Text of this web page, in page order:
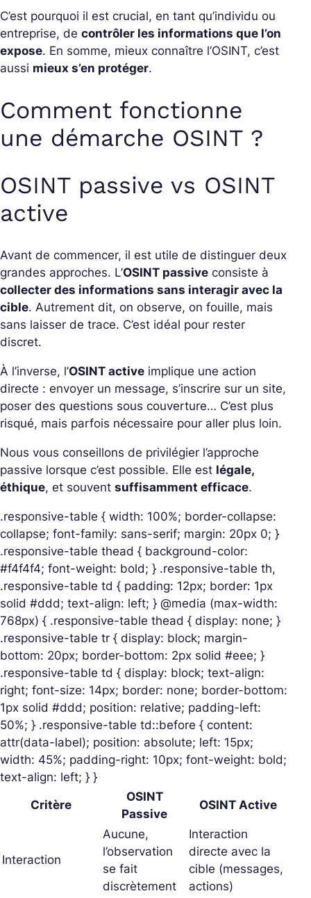
C’est pourquoi il est crucial, en tant qu’individu ou
entreprise, de contrôler les informations que l’on
expose. En somme, mieux connaître l’OSINT, c’est
aussi mieux s’en protéger.
Comment fonctionne
une démarche OSINT ?
OSINT passive vs OSINT
active
Avant de commencer, il est utile de distinguer deux
grandes approches. L’OSINT passive consiste à
collecter des informations sans interagir avec la
cible. Autrement dit, on observe, on fouille, mais
sans laisser de trace. C’est idéal pour rester
discret.
À l’inverse, l’OSINT active implique une action
directe : envoyer un message, s’inscrire sur un site,
poser des questions sous couverture… C’est plus
risqué, mais parfois nécessaire pour aller plus loin.
Nous vous conseillons de privilégier l’approche
passive lorsque c’est possible. Elle est légale,
éthique, et souvent suffisamment efficace.
.responsive-table { width: 100%; border-collapse:
collapse; font-family: sans-serif; margin: 20px 0; }
.responsive-table thead { background-color:
#f4f4f4; font-weight: bold; } .responsive-table th,
.responsive-table td { padding: 12px; border: 1px
solid #ddd; text-align: left; } @media (max-width:
768px) { .responsive-table thead { display: none; }
.responsive-table tr { display: block; margin-
bottom: 20px; border-bottom: 2px solid #eee; }
.responsive-table td { display: block; text-align:
right; font-size: 14px; border: none; border-bottom:
1px solid #ddd; position: relative; padding-left:
50%; } .responsive-table td::before { content:
attr(data-label); position: absolute; left: 15px;
width: 45%; padding-right: 10px; font-weight: bold;
text-align: left; } }
Critère
OSINT
Passive
OSINT Active
Interaction
Aucune,
l’observation
se fait
discrètement
Interaction
directe avec la
cible (messages,
actions)